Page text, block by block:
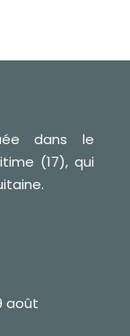
dans le
(17), qui
août